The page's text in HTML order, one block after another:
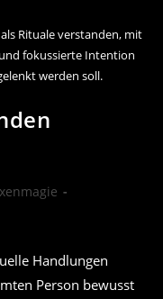
Rituale verstanden, mit
fokussierte Intention
werden soll.
Handlungen
Person bewusst